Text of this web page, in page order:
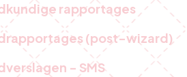
rapportages
(post-wizard)
- SMS